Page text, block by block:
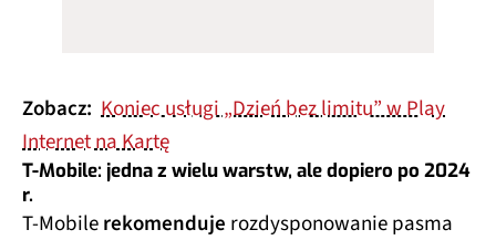
Zobacz: Koniec usługi „Dzień bez limitu” w Play
Internet na Kartę
T-Mobile: jedna z wielu warstw, ale dopiero po 2024
r.
T-Mobilerekomenduje rozdysponowanie pasma